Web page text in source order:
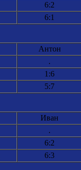
6:2
6:1
Антон
.
1:6
5:7
Иван
.
6:2
6:3